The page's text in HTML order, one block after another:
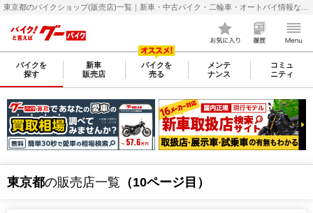
バイクを
探す
新車
販売店
バイクを
売る
メンテ
ナンス
コミュ
ニティ
東京都の販売店一覧 （10ページ目）